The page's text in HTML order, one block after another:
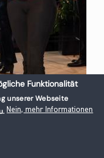
Funktionalität
unserer Webseite
Nein, mehr Informationen